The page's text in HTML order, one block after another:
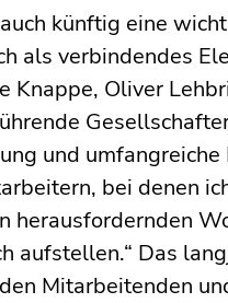
künftig eine
als verbindendes
Knappe, Oliver
und
bei denen
herausfordernden
aufstellen.“ Das
Mitarbeitenden